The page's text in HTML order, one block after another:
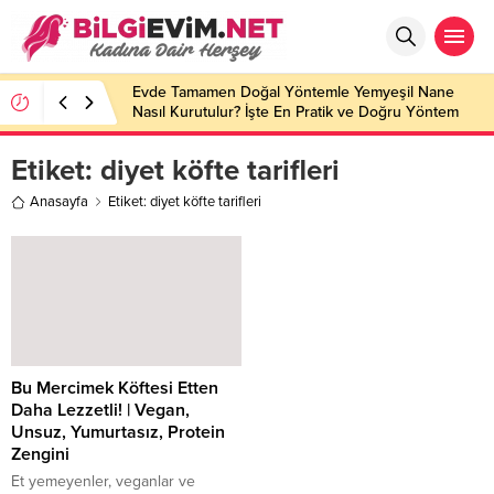
Evde Tamamen Doğal Yöntemle Yemyeşil Nane
Nasıl Kurutulur? İşte En Pratik ve Doğru Yöntem
Etiket: diyet köfte tarifleri
Anasayfa Etiket: diyet köfte tarifleri
Bu Mercimek Köftesi Etten
Daha Lezzetli! | Vegan,
Unsuz, Yumurtasız, Protein
Zengini
Et yemeyenler, veganlar ve